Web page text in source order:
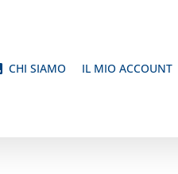
CHI SIAMO IL MIO ACCOUNT